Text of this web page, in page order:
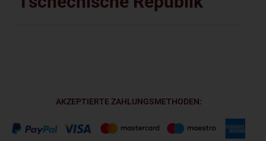
AKZEPTIERTE ZAHLUNGSMETHODEN: